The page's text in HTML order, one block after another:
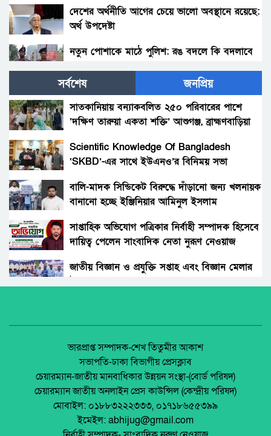
দেশের অর্থনীতি আগের চেয়ে ভালো অবস্থানে রয়েছে:
অর্থ উপদেষ্টা
নতুন পোশাকে মাঠে পুলিশ: রঙ বদলে কি বদলাবে
হাকিমপুরসহ ৪ উপজেলায় বিএনপির এমপি প্রার্থী ডাঃ
জাহিদের ব্যাবস্থাপনায় ফ্রী মেডিকেল ক্যাম্প ও ঔষধ
বিতরণ।
গ্রহন।
দোরগোড়ায় এক নতুন অধ্যায়ের সূচনা।
বিচারকের স্ত্রীকে কুপিয়ে জখম, ছেলেকে হত্যা করল
পরিচিত যুবক।
আওয়ামী’লীগের অবরোধের বিরুদ্ধে কঠোর অবস্থান
ছিলো জামায়াত ইসলামীর।
অনুষ্ঠিত হয়ে গেলো ইসলামি ফাউন্ডেশন কর্তৃক
আয়োজিত উপজেলা পর্যায় জাতীয় শিশু-কিশোর
ইসলামি সাংস্কৃতিক প্রতিযোগিতা
পলাশবাড়ী এসএম পাইলট সরকারি উচ্চ বিদ্যালয়ের
মার্কেট ভেঙে ব্যক্তিগত মার্কেটের রাস্তা তৈরি –
সর্বশেষ জনপ্রিয়
সাতকানিয়ায় বন্যাকবলিত ২৫০ পরিবারের পাশে
‘দক্ষিণ তারুয়া একতা শক্তি’ আশুগঞ্জ, ব্রাহ্মণবাড়িয়া
Scientific Knowledge Of Bangladesh
‘SKBD’-এর সাথে ইউএনও’র বিনিময় সভা
বালি-মাদক সিন্ডিকেট বিরুদ্ধে দাঁড়ানো জন্য খলনায়ক
বানানো হচ্ছে ইঞ্জিনিয়ার আমিনুল ইসলাম
সাপ্তাহিক অভিযোগ পত্রিকার নির্বাহী সম্পাদক হিসেবে
দায়িত্ব পেলেন সাংবাদিক নেতা নুরূণ নেওয়াজ
জাতীয় বিজ্ঞান ও প্রযুক্তি সপ্তাহ এবং বিজ্ঞান মেলার
জেলা আইন-শৃৃঙ্খলা কমিটির মাসিক সভা অনুষ্ঠিত।
পলাশবাড়ীতে এমইপি গ্রুপের মতবিনিময় সভা
অনুষ্ঠিত।
জুলাই সনদ বাস্তবায়ন নিয়ে প্রশ্ন: রংপুরে ১১ দলের
ভারপ্রাপ্ত সম্পাদক-শেখ তিতুমীর আকাশ
সভাপতি-ঢাকা বিভাগীয় প্রেসক্লাব
চেয়ারম্যান-জাতীয় মানবাধিকার উন্নয়ন সংস্থা-(বোর্ড পরিষদ)
চেয়ারম্যান জাতীয় অনলাইন প্রেস কাউন্সিল (কেন্দ্রীয় পরিষদ)
মোবাইল: ০১৮৮৩২২২৩৩৩, ০১৭১৮৬৫৫৩৯৯
ইমেইল: abhijug@gmail.com